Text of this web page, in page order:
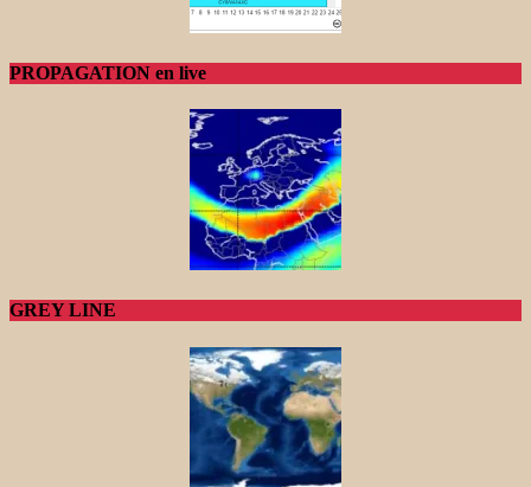
PROPAGATION en live
GREY LINE